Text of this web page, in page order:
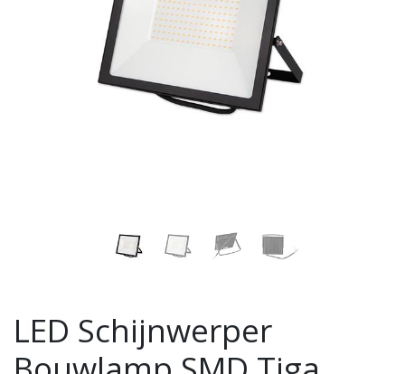
LED Schijnwerper